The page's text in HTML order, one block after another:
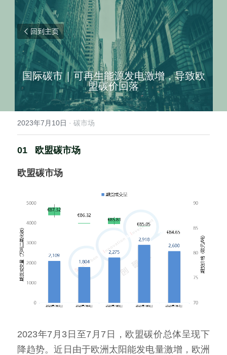
回到主页
国际碳市 | 可再生能源发电激增，导致欧
盟碳价回落
2023年7月10日 · 碳市场
01   欧盟碳市场
欧盟碳市场
2023年7月3日至7月7日，欧盟碳价总体呈现下
降趋势。近日由于欧洲太阳能发电量激增，欧洲